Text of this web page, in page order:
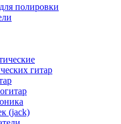
полировки
гитар
(jack)